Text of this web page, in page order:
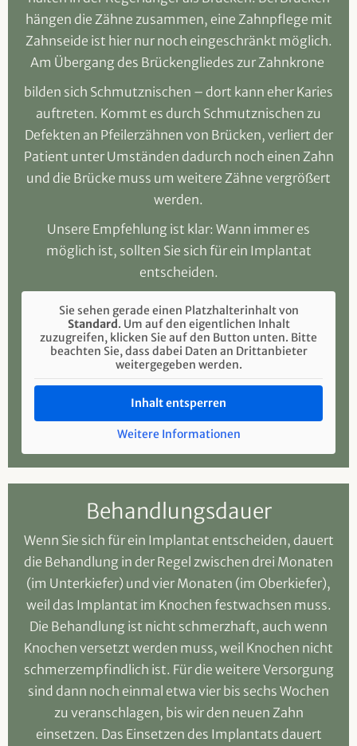
hängen die Zähne zusammen, eine Zahnpflege mit
Zahnseide ist hier nur noch eingeschränkt möglich.
Am Übergang des Brückengliedes zur Zahnkrone
bilden sich Schmutznischen – dort kann eher Karies
auftreten. Kommt es durch Schmutznischen zu
Defekten an Pfeilerzähnen von Brücken, verliert der
Patient unter Umständen dadurch noch einen Zahn
und die Brücke muss um weitere Zähne vergrößert
werden.
Unsere Empfehlung ist klar: Wann immer es
möglich ist, sollten Sie sich für ein Implantat
entscheiden.
Sie sehen gerade einen Platzhalterinhalt von
Standard. Um auf den eigentlichen Inhalt
zuzugreifen, klicken Sie auf den Button unten. Bitte
beachten Sie, dass dabei Daten an Drittanbieter
weitergegeben werden.
Inhalt entsperren
Weitere Informationen
Behandlungsdauer
Wenn Sie sich für ein Implantat entscheiden, dauert
die Behandlung in der Regel zwischen drei Monaten
(im Unterkiefer) und vier Monaten (im Oberkiefer),
weil das Implantat im Knochen festwachsen muss.
Die Behandlung ist nicht schmerzhaft, auch wenn
Knochen versetzt werden muss, weil Knochen nicht
schmerzempfindlich ist. Für die weitere Versorgung
sind dann noch einmal etwa vier bis sechs Wochen
zu veranschlagen, bis wir den neuen Zahn
einsetzen. Das Einsetzen des Implantats dauert